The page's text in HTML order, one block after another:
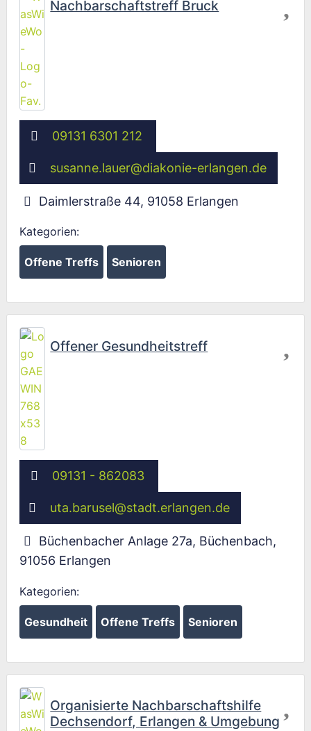
Nachbarschaftstreff Bruck
09131 6301 212
susanne.lauer@diakonie-erlangen.de
Daimlerstraße 44, 91058 Erlangen
Kategorien:
Offene Treffs Senioren
Offener Gesundheitstreff
09131 - 862083
uta.barusel@stadt.erlangen.de
Büchenbacher Anlage 27a, Büchenbach,
91056 Erlangen
Kategorien:
Gesundheit Offene Treffs Senioren
Organisierte Nachbarschaftshilfe
Dechsendorf, Erlangen & Umgebung